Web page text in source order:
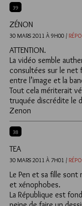
39
ZÉNON
30 MARS 2011 À 9H00 /
ATTENTION.
La vidéo semble
consultées sur le net
entre l’image et la
Tout cela mériterait
truquée discrédite le
Zenon
38
TEA
30 MARS 2011 À 7H01 /
Le Pen et sa fille sont
et xénophobes.
La République est